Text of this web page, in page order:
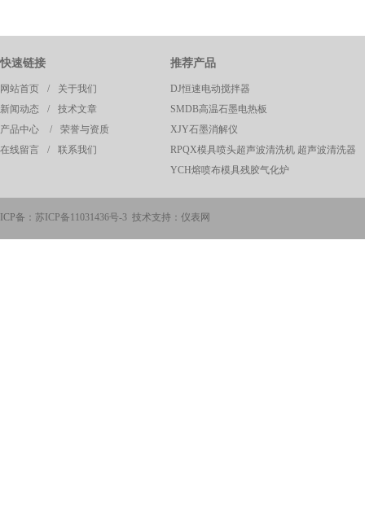
快速链接
网站首页 /
关于我们
新闻动态
/
技术文章
产品中心
/
荣誉与资质
在线留言
/ 联系我们
推荐产品
DJ恒速电动搅拌器
SMDB高温石墨电热板
XJY石墨消解仪
RPQX模具喷头超声波清洗机 超声波清洗器
YCH熔喷布模具残胶气化炉
ICP备： 苏ICP备11031436号-3 技术支持：仪表网